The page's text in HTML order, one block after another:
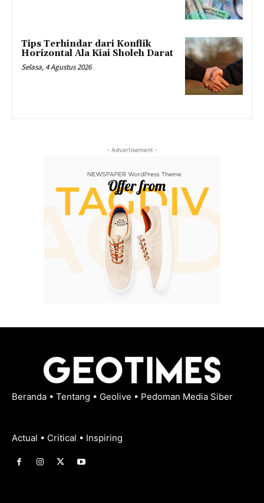
Tips Terhindar dari Konflik
Horizontal Ala Kiai Sholeh Darat
Selasa, 4 Agustus 2026
- Advertisement -
Beranda • Tentang • Geolive • Pedoman Media Siber
Actual • Critical • Inspiring